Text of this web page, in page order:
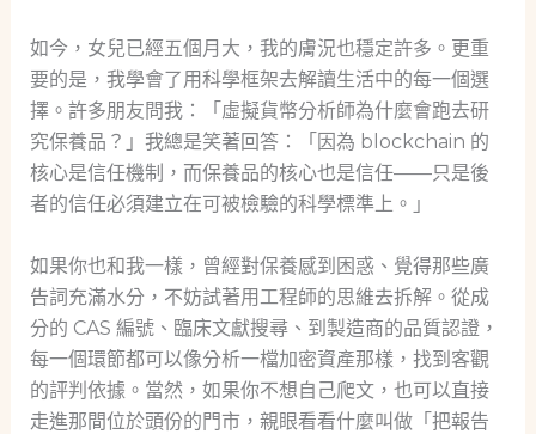
如今，女兒已經五個月大，我的膚況也穩定許多。更重
要的是，我學會了用科學框架去解讀生活中的每一個選
擇。許多朋友問我：「虛擬貨幣分析師為什麼會跑去研
究保養品？」我總是笑著回答：「因為 blockchain 的
核心是信任機制，而保養品的核心也是信任——只是後
者的信任必須建立在可被檢驗的科學標準上。」
如果你也和我一樣，曾經對保養感到困惑、覺得那些廣
告詞充滿水分，不妨試著用工程師的思維去拆解。從成
分的 CAS 編號、臨床文獻搜尋、到製造商的品質認證，
每一個環節都可以像分析一檔加密資產那樣，找到客觀
的評判依據。當然，如果你不想自己爬文，也可以直接
走進那間位於頭份的門市，親眼看看什麼叫做「把報告